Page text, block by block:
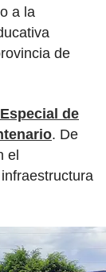
a la
de
de
. De
el